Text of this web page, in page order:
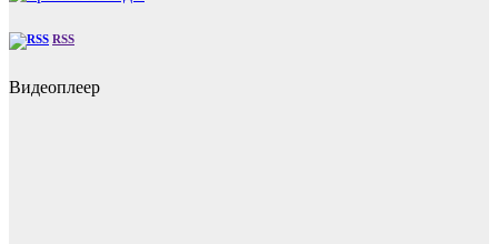
RSS
Видеоплеер